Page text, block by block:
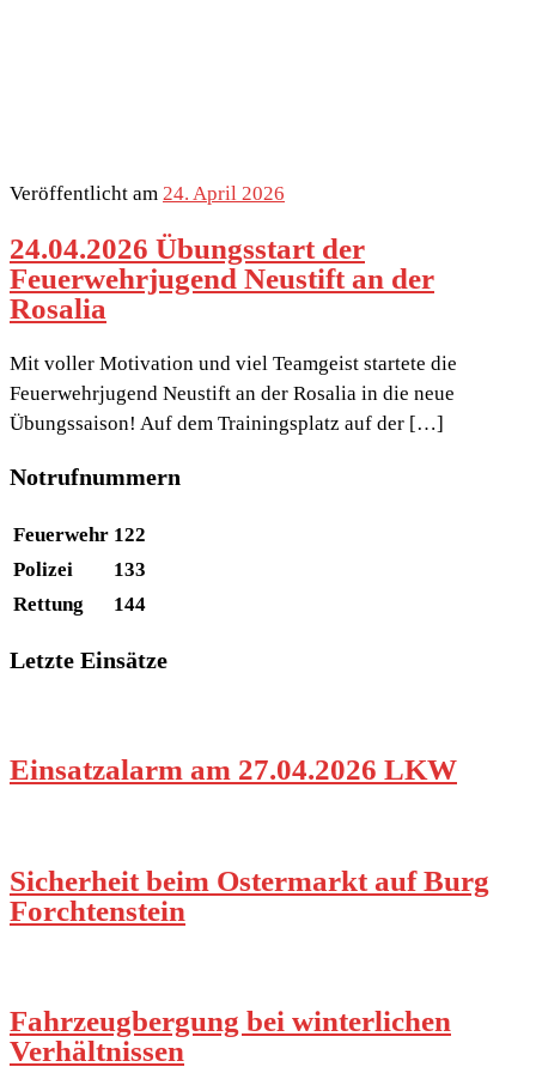
Veröffentlicht am 24. April 2026
24.04.2026 Übungsstart der
Feuerwehrjugend Neustift an der
Rosalia
Mit voller Motivation und viel Teamgeist startete die
Feuerwehrjugend Neustift an der Rosalia in die neue
Übungssaison! Auf dem Trainingsplatz auf der […]
Notrufnummern
Feuerwehr 122
Polizei
133
Rettung
144
Letzte Einsätze
Einsatzalarm am 27.04.2026 LKW
Sicherheit beim Ostermarkt auf Burg
Forchtenstein
Fahrzeugbergung bei winterlichen
Verhältnissen